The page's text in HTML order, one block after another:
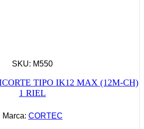
SKU: M550
TIPO IK12 MAX (12M-CH)
1 RIEL
Marca: CORTEC